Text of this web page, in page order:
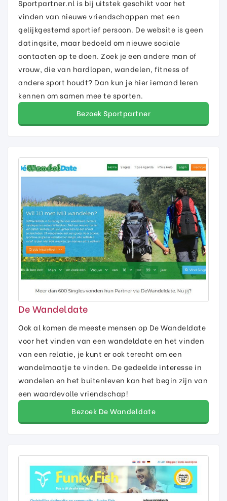
Sportpartner.nl is bij uitstek geschikt voor het
vinden van nieuwe vriendschappen met een
gelijkgestemd sportief persoon. De website is geen
datingsite, maar bedoeld om nieuwe sociale
contacten op te doen. Zoek je een andere man of
vrouw, die van hardlopen, wandelen, fitness of
andere sport houdt? Dan kun je hier iemand leren
kennen om samen mee te sporten.
Bezoek Sportpartner
De Wandeldate
Ook al komen de meeste mensen op De Wandeldate
voor het vinden van een wandeldate en het vinden
van een relatie, je kunt er ook terecht om een
wandelmaatje te vinden. De gedeelde interesse in
wandelen en het buitenleven kan het begin zijn van
een waardevolle vriendschap!
Bezoek De Wandeldate